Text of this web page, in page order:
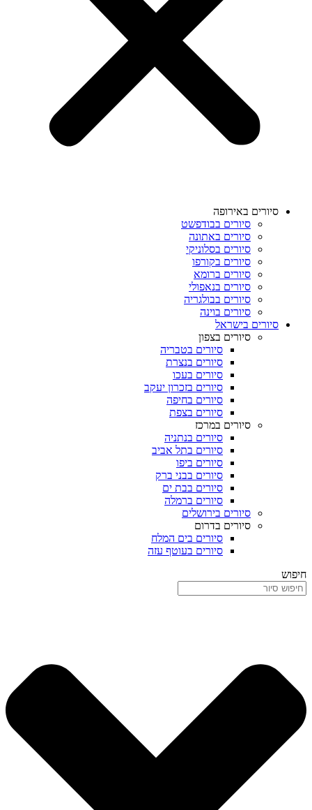
סיורים באירופה
סיורים בבודפשט
סיורים באתונה
סיורים בסלוניקי
סיורים בקורפו
סיורים ברומא
סיורים בנאפולי
סיורים בבולגריה
סיורים בוינה
סיורים בישראל
סיורים בצפון
סיורים בטבריה
סיורים בנצרת
סיורים בעכו
סיורים בזכרון יעקב
סיורים בחיפה
סיורים בצפת
סיורים במרכז
סיורים בנתניה
סיורים בתל אביב
סיורים ביפו
סיורים בבני ברק
סיורים בבת ים
סיורים ברמלה
סיורים בירושלים
סיורים בדרום
סיורים בים המלח
סיורים בעוטף עזה
חיפוש